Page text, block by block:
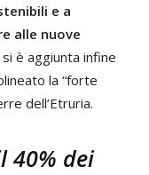
e a
alle nuove
è aggiunta infine
la “forte
dell’Etruria.
40% dei